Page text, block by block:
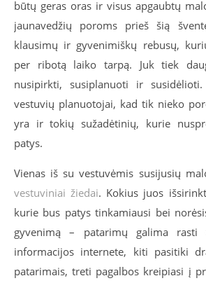
būtų geras oras ir visus apgaubtų
jaunavedžių poroms prieš šią
klausimų ir gyvenimiškų rebusų,
per ribotą laiko tarpą. Juk tiek
nusipirkti, susiplanuoti ir susidėlioti.
vestuvių planuotojai, kad tik nieko
yra ir tokių sužadėtinių, kurie
patys.
Vienas iš su vestuvėmis susijusių
vestuviniai žiedai. Kokius juos
kurie bus patys tinkamiausi bei
gyvenimą – patarimų galima rasti
informacijos internete, kiti pasitiki
patarimais, treti pagalbos kreipiasi į